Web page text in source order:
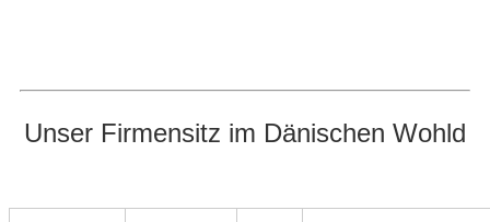
Unser Firmensitz im Dänischen Wohld